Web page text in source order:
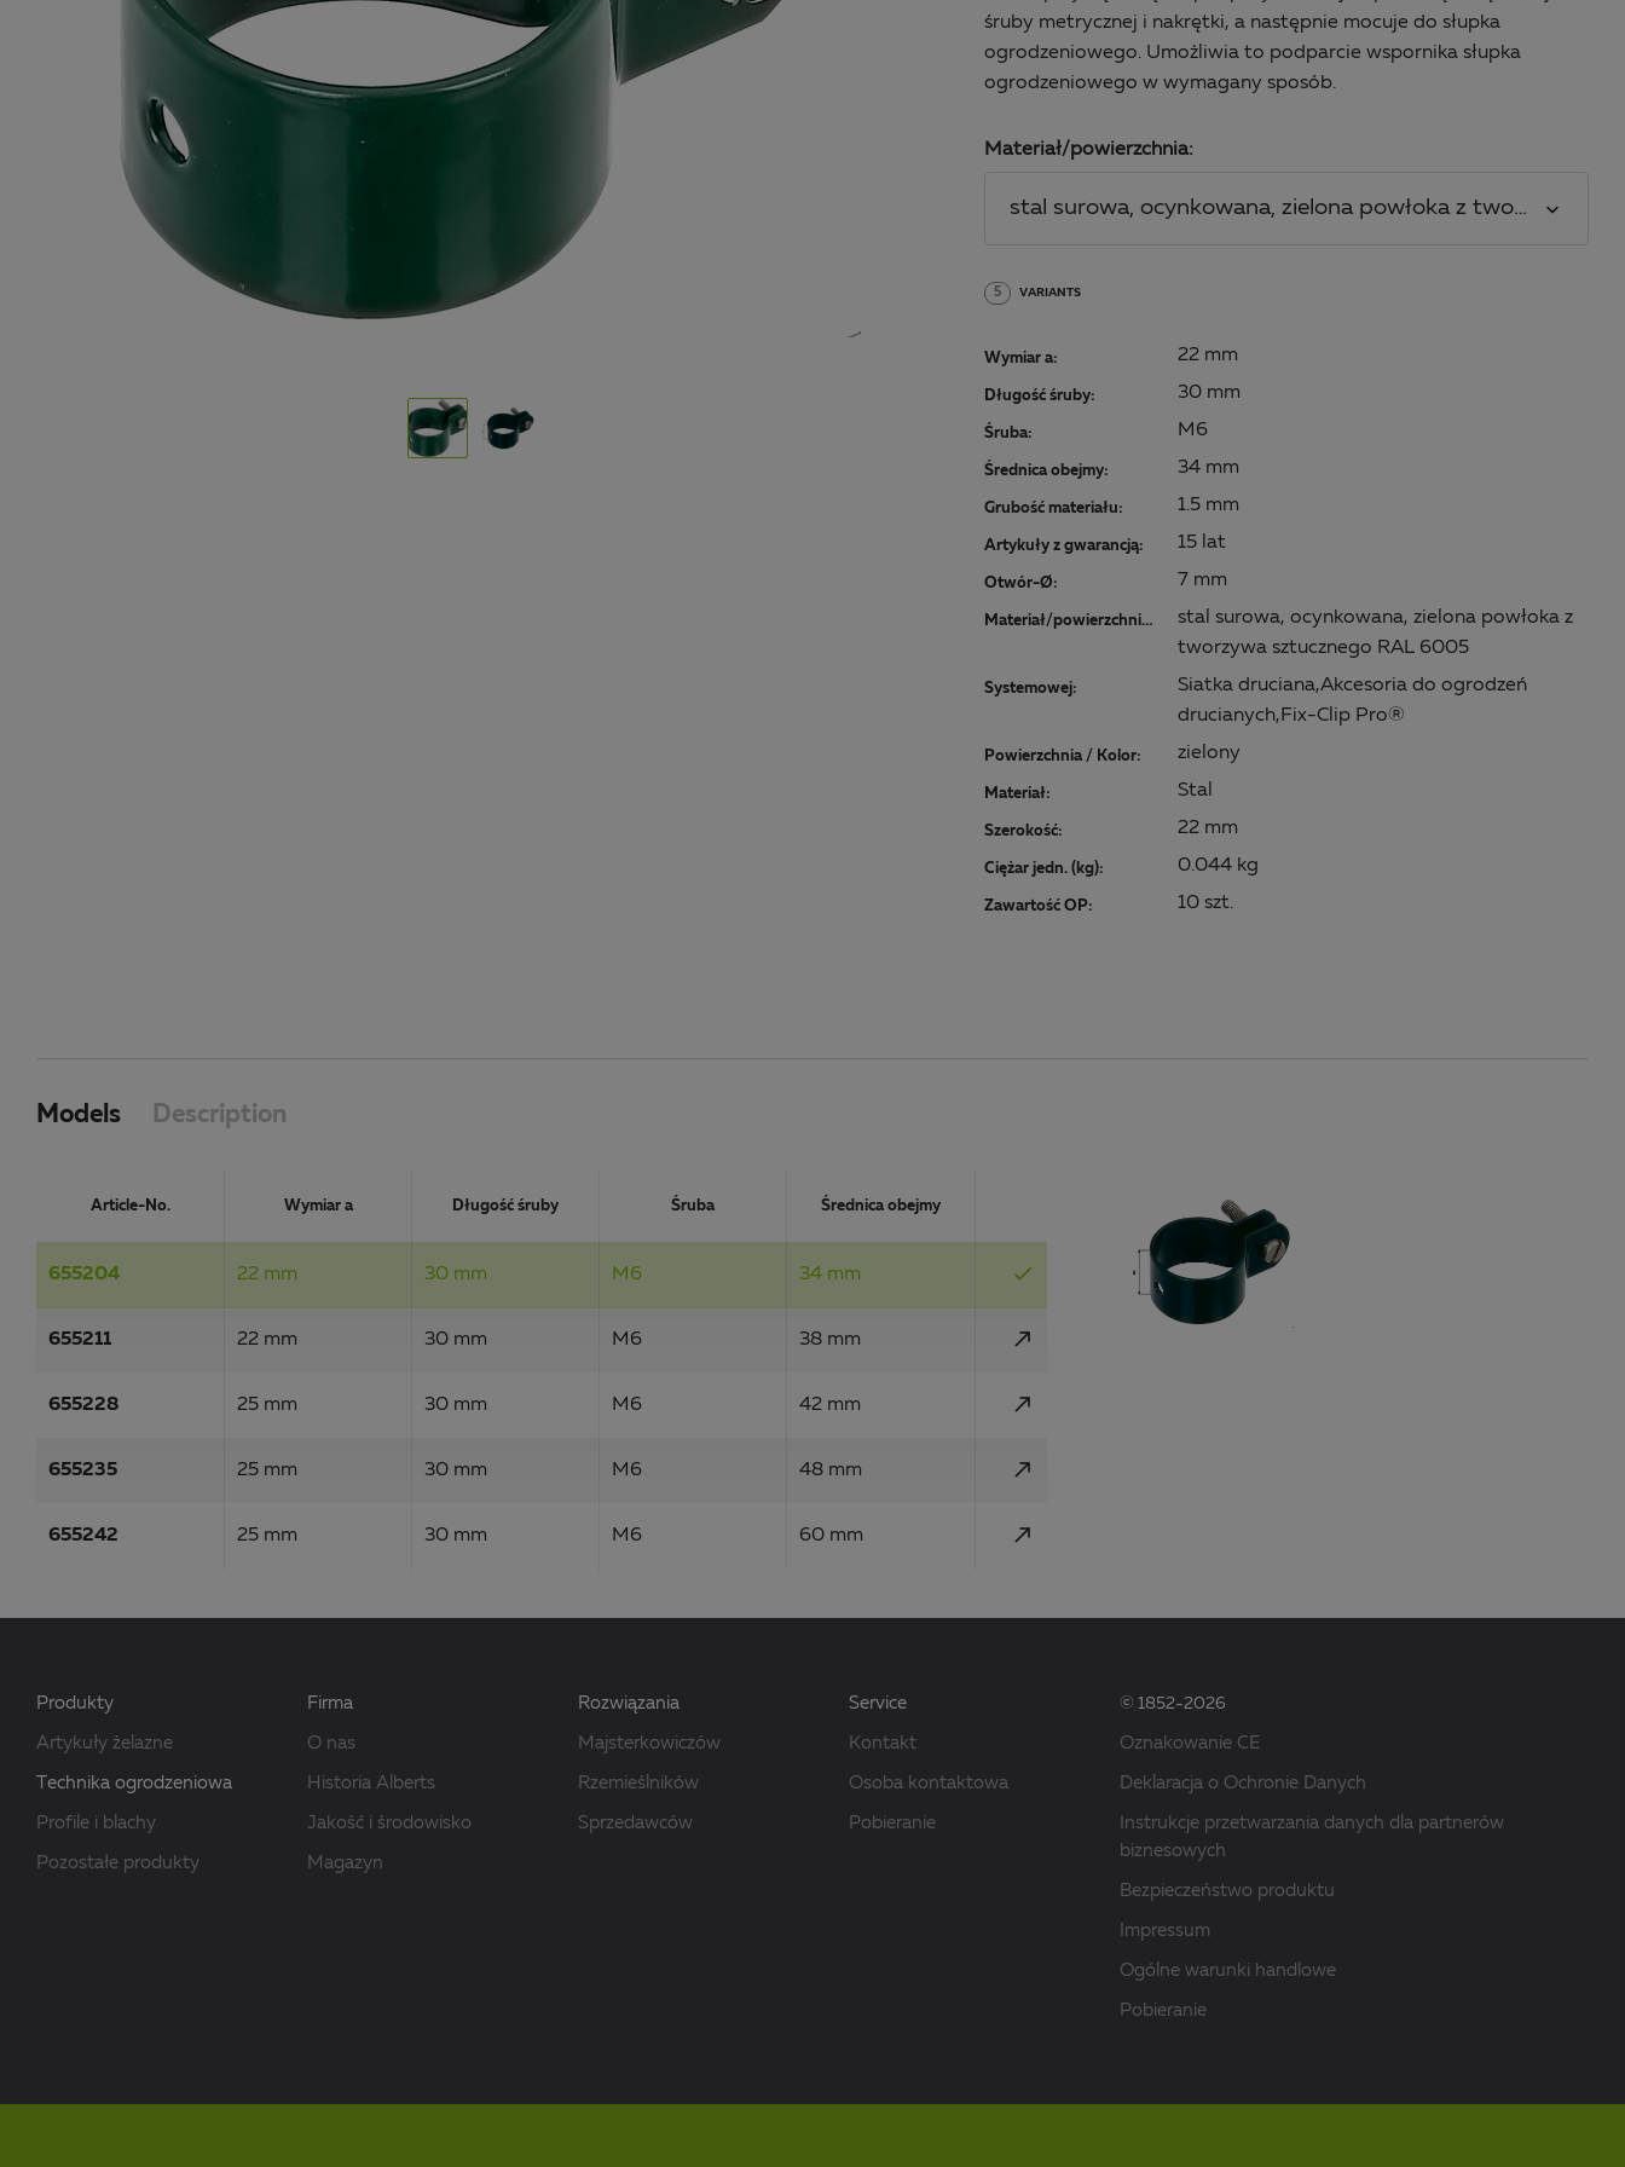
śruby metrycznej i nakrętki, a następnie mocuje do słupka
ogrodzeniowego. Umożliwia to podparcie wspornika słupka
ogrodzeniowego w wymagany sposób.
Materiał/powierzchnia:
stal surowa, ocynkowana, zielona powłoka z tworzywa
5 VARIANTS
Wymiar a: 22 mm
Długość śruby: 30 mm
Śruba: M6
Średnica obejmy: 34 mm
Grubość materiału: 1.5 mm
Artykuły z gwarancją: 15 lat
Otwór-Ø: 7 mm
Materiał/powierzchnia:
stal surowa, ocynkowana, zielona powłoka z
tworzywa sztucznego RAL 6005
Systemowej:
Siatka druciana,Akcesoria do ogrodzeń
drucianych,Fix-Clip Pro®
Powierzchnia / Kolor: zielony
Materiał: Stal
Szerokość: 22 mm
Ciężar jedn. (kg): 0.044 kg
Zawartość OP: 10 szt.
Models Description
Article-No. Wymiar a Długość śruby Śruba Średnica obejmy
655204 22 mm 30 mm M6 34 mm done
655211 22 mm 30 mm M6 38 mm call_made
655228 25 mm 30 mm M6 42 mm call_made
655235 25 mm 30 mm M6 48 mm call_made
655242 25 mm 30 mm M6 60 mm call_made
Produkty
Artykuły żelazne
Technika ogrodzeniowa
Profile i blachy
Pozostałe produkty
Firma
O nas
Historia Alberts
Jakość i środowisko
Magazyn
Rozwiązania
Majsterkowiczów
Rzemieślników
Sprzedawców
Service
Kontakt
Osoba kontaktowa
Pobieranie
© 1852-2026
Oznakowanie CE
Deklaracja o Ochronie Danych
Instrukcje przetwarzania danych dla partnerów
biznesowych
Bezpieczeństwo produktu
Impressum
Ogólne warunki handlowe
Pobieranie